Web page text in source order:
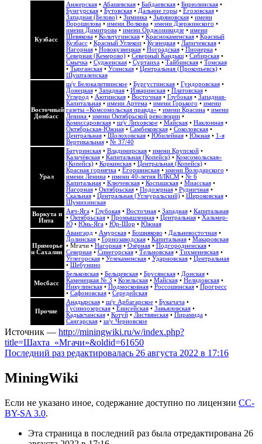
Кузбасс
Анжерская• Абашевская• Байдаевская• Бирюлинская•
Бунгурская• Бутовская• Дальние горы• Егозовская•
Западная (Белово)• Зиминка• Зыряновская• имени
Ворошилова• имени Волкова• имени Дзержинского •
имени Димитрова• имени Орджоникидзе• имени
Шевякова• Кольчугинская• Краснокаменская• Красный
Кузбасс• Красный Углекоп• Кузнецкая• Лапичевская•
Нагорная• Новокузнецкая• Ноградская• Пионерка•
Северная (Кемерово)• Северный Кандыш• Сибирская•
Смычка• Судженская• Суртаиха• Тайбинская• Томская
• Тырганская• Усинская• Центральная (Прокопьевск)•
Шушталепская
Восточный
Донбасс
ш/у Белокалитвинское• Бургустинская• Гундоровская•
Донецкая• Западная• Изваринская• Платовская•
Углерод • Аютинская• Восточная• Глубокая• Западная-
Капитальная• имени Артема• имени Горького • имени
газеты «Комсомольская правда» • имени Красина• имени
Ленина • имени Октябрьской революции•
Комиссаровская• ш/у Лиховское• Майская• Наклонная•
Октябрьская-Южная• Самбековская• Соколовская•
Центральная• Шолоховская• Юбилейная• Южная• 1-я
Вертикальная• № 37/40
Урал
Батуринская• Владимирская• имени Крупской•
Калачёвская• Капитальная (Копейск)• Комсомольская»
(Копейск)• Коркинская• Центральная (Копейск)•
Красная горнячка• Егоршинская• имени Володарского •
имени Ленина• имени 40-летия ВЛКСМ• № 6
Капитальная• Ключевская• Коспашская• Миасская•
Нагорная• Октябрьская• Подозерная• Рудничная•
Скальная• Центральная (Углеуральский)• Широковская•
Шумихинская
Воркута и
Инта
Аяч-Яга• Глубокая• Восточная• Западная• Капитальная
• Октябрьская• Промышленная• Центральная• Хальмер-
Ю• Юнь-Яга• Юр-Шор • Южная
Приморье
и Сахалин
Авангард • Амурская• Бошняково • Дальневосточная•
Долинская• Горнозаводская• Капитальная• Макаровская
• Мгачи• Нагорная• Озёрная• Подгородненская•
Северная• Синегорская• Тельновская• Тихменевская•
Углегорская• Углекаменская• Ударновская• Центральная
• Шебунино
Мосбасс
Бельковская• Бельцевская• Брусянская• Донская•
Каменецкая № 3 • Козельская• Майская• Нелидовская•
Никулинская• Подмосковная• Россошинская• Прогресс
• Сафоновская• Середейская
Прочие
Анадырская• ш/у Арбагарское• Букачача•
Гусиноозерская• Енисейская• Завьяловская•
Кадыкчанская• Котуй• Листвянская• Пирамида•
Сангарская• ш/у Черновское
Источник — http://miningwiki.ru/w/index.php?
title=Шахта_«Мгачи»&oldid=61650
Последний раз редактировалась 26 августа 2022 в 17:16
MiningWiki
Если не указано иное, содержание доступно по лицензии CC-
BY-SA 3.0.
Эта страница в последний раз была отредактирована 26